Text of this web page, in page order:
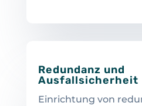
Redundanz und
Ausfallsicherheit
Einrichtung von